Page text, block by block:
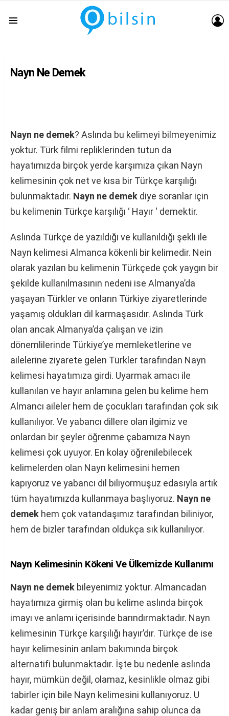
Nayn Ne Demek
Nayn ne demek? Aslında bu kelimeyi bilmeyenimiz
yoktur. Türk filmi repliklerinden tutun da
hayatımızda birçok yerde karşımıza çıkan Nayn
kelimesinin çok net ve kısa bir Türkçe karşılığı
bulunmaktadır. Nayn ne demek diye soranlar için
bu kelimenin Türkçe karşılığı ‘ Hayır ‘ demektir.
Aslında Türkçe de yazıldığı ve kullanıldığı şekli ile
Nayn kelimesi Almanca kökenli bir kelimedir. Nein
olarak yazılan bu kelimenin Türkçede çok yaygın bir
şekilde kullanılmasının nedeni ise Almanya’da
yaşayan Türkler ve onların Türkiye ziyaretlerinde
yaşamış oldukları dil karmaşasıdır. Aslında Türk
olan ancak Almanya’da çalışan ve izin
dönemlilerinde Türkiye’ye memleketlerine ve
ailelerine ziyarete gelen Türkler tarafından Nayn
kelimesi hayatımıza girdi. Uyarmak amacı ile
kullanılan ve hayır anlamına gelen bu kelime hem
Almancı aileler hem de çocukları tarafından çok sık
kullanılıyor. Ve yabancı dillere olan ilgimiz ve
onlardan bir şeyler öğrenme çabamıza Nayn
kelimesi çok uyuyor. En kolay öğrenilebilecek
kelimelerden olan Nayn kelimesini hemen
kapıyoruz ve yabancı dil biliyormuşuz edasıyla artık
tüm hayatımızda kullanmaya başlıyoruz. Nayn ne
demek hem çok vatandaşımız tarafından biliniyor,
hem de bizler tarafından oldukça sık kullanılıyor.
Nayn Kelimesinin Kökeni Ve Ülkemizde Kullanımı
Nayn ne demek bileyenimiz yoktur. Almancadan
hayatımıza girmiş olan bu kelime aslında birçok
imayı ve anlamı içerisinde barındırmaktadır. Nayn
kelimesinin Türkçe karşılığı hayır’dır. Türkçe de ise
hayır kelimesinin anlam bakımında birçok
alternatifi bulunmaktadır. İşte bu nedenle aslında
hayır, mümkün değil, olamaz, kesinlikle olmaz gibi
tabirler için bile Nayn kelimesini kullanıyoruz. U
kadar geniş bir anlam aralığına sahip olunca da